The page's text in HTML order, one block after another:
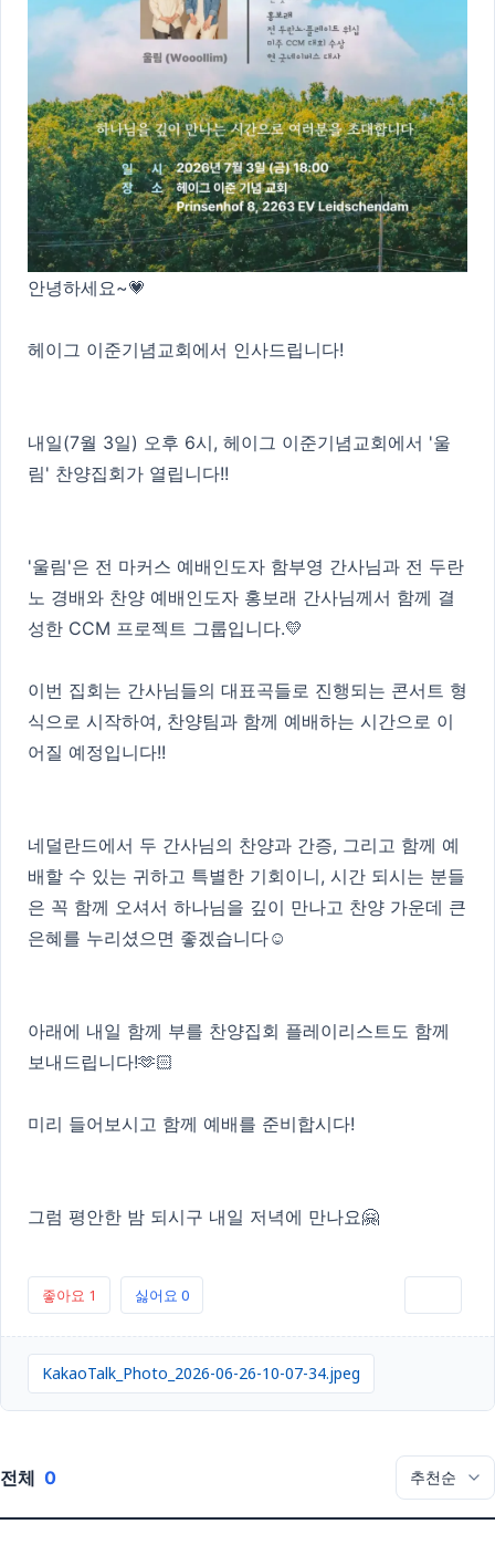
안녕하세요~💗
헤이그 이준기념교회에서 인사드립니다!
내일(7월 3일) 오후 6시, 헤이그 이준기념교회에서 '울
림' 찬양집회가 열립니다!!
'울림'은 전 마커스 예배인도자 함부영 간사님과 전 두란
노 경배와 찬양 예배인도자 홍보래 간사님께서 함께 결
성한 CCM 프로젝트 그룹입니다.💛
이번 집회는 간사님들의 대표곡들로 진행되는 콘서트 형
식으로 시작하여, 찬양팀과 함께 예배하는 시간으로 이
어질 예정입니다!!
네덜란드에서 두 간사님의 찬양과 간증, 그리고 함께 예
배할 수 있는 귀하고 특별한 기회이니, 시간 되시는 분들
은 꼭 함께 오셔서 하나님을 깊이 만나고 찬양 가운데 큰
은혜를 누리셨으면 좋겠습니다☺️
아래에 내일 함께 부를 찬양집회 플레이리스트도 함께
보내드립니다!🫶🏻
미리 들어보시고 함께 예배를 준비합시다!
그럼 평안한 밤 되시구 내일 저녁에 만나요🤗
좋아요 1 싫어요 0
KakaoTalk_Photo_2026-06-26-10-07-34.jpeg
전체 0